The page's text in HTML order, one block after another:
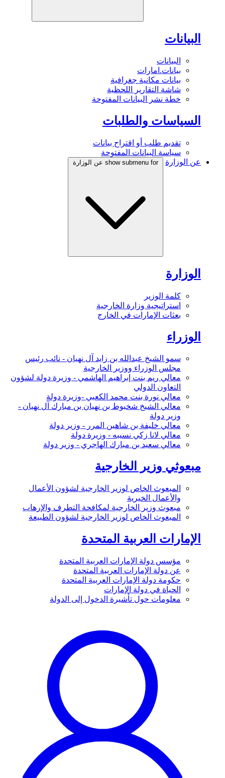
البيانات
البيانات
بيانات.امارات
بيانات مكانية جغرافية
شاشة التقارير اللحظية
خطة نشر البيانات المفتوحة
السياسات والطلبات
تقديم طلب أو اقتراح بيانات
سياسة البيانات المفتوحة
عن الوزارة
show submenu for عن الوزارة
الوزارة
كلمة الوزير
استراتيجية وزارة الخارجية
بعثات الإمارات في الخارج
الوزراء
سمو الشيخ عبدالله بن زايد آل نهيان - نائب رئيس
مجلس الوزراء ووزير الخارجية
معالي ريم بنت إبراهيم الهاشمي - وزيرة دولة لشؤون
التعاون الدولي
معالي نورة بنت محمد الكعبي -وزيرة دولة
معالي الشيخ شخبوط بن نهيان بن مبارك آل نهيان -
وزير دولة
معالي خليفة بن شاهين المرر - وزير دولة
معالي لانا زكي نسيبه - وزيرة دولة
معالي سعيد بن مبارك الهاجري - وزير دولة
مبعوثي وزير الخارجية
المبعوث الخاص لوزير الخارجية لشؤون الأعمال
والأعمال الخيرية
مبعوث وزير الخارجية لمكافحة التطرف والإرهاب
المبعوث الخاص لوزير الخارجية لشؤون الطبيعة
الإمارات العربية المتحدة
مؤسس دولة الإمارات العربية المتحدة
عن دولة الإمارات العربية المتحدة
حكومة دولة الإمارات العربية المتحدة
الحياة في دولة الإمارات
معلومات حول تأشيرة الدخول إلى الدولة